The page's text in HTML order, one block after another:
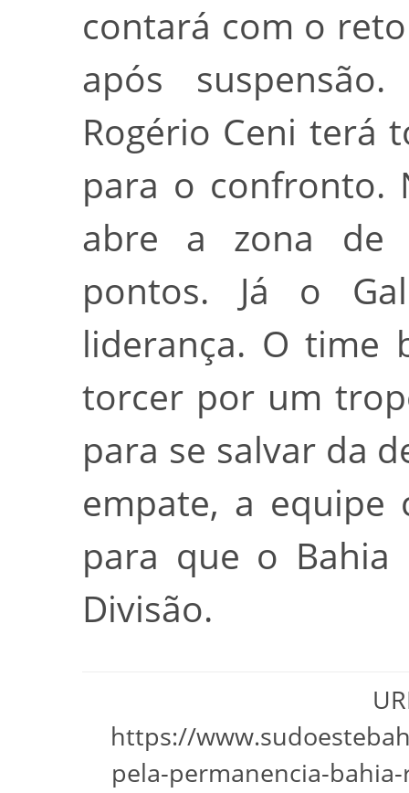
contará com o
após
Rogério Ceni terá
para o confronto.
abre a zona de
pontos. Já o
liderança. O time
torcer por um
para se salvar da
empate, a equipe
para que o Bahia
Divisão.
https://
pela-permanencia-